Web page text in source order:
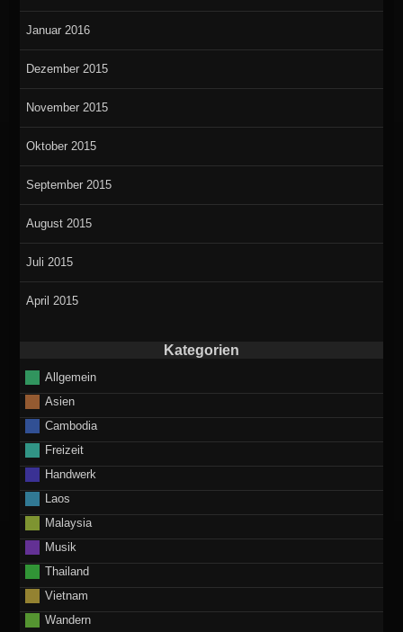
Januar 2016
Dezember 2015
November 2015
Oktober 2015
September 2015
August 2015
Juli 2015
April 2015
Kategorien
Allgemein
Asien
Cambodia
Freizeit
Handwerk
Laos
Malaysia
Musik
Thailand
Vietnam
Wandern